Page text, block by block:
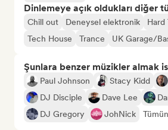
Dinlemeye açık oldukları diğer
Chill out Deneysel elektronik
Hard
Tech House
Trance UK Garage/
Şunlara benzer müzikler almak
Paul Johnson Stacy Kidd
DJ Disciple
Dave Lee
DJ Gregory
JohNick